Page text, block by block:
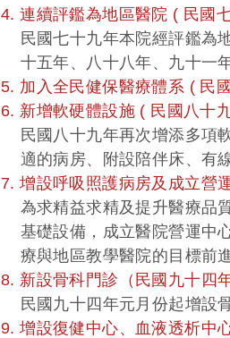
4. 連續評鑑為地區醫院 ( 民國
民國七十九年本院經評鑑為
十五年、八十八年、九十一
5. 加入全民健保醫療體系 ( 民
6. 新增軟硬體設施 ( 民國八十
民國八十九年再次增添多項
適的病房、附設陪伴床、有
7. 增設呼吸照護病房及成立營
為求精益求精及提升醫療品
基礎設備，成立醫院營運中
療與地區教學醫院的目標前
8. 新設骨科門診（民國九十四
民國九十四年元月份起增設
9. 增設復健中心、血液透析中